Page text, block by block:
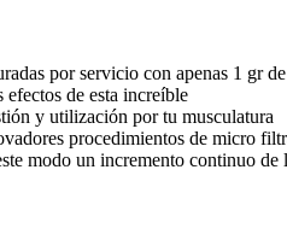
por servicio con apenas 1 gr de
de esta increíble
y utilización por tu musculatura
procedimientos de micro
modo un incremento continuo de